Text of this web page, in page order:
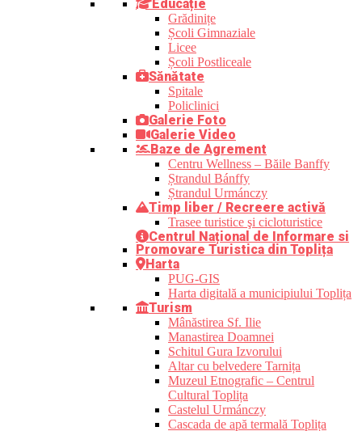
Educație
Grădinițe
Școli Gimnaziale
Licee
Școli Postliceale
Sănătate
Spitale
Policlinici
Galerie Foto
Galerie Video
Baze de Agrement
Centru Wellness – Băile Banffy
Ștrandul Bánffy
Ștrandul Urmánczy
Timp liber / Recreere activă
Trasee turistice şi cicloturistice
Centrul Național de Informare si
Promovare Turistica din Toplița
Harta
PUG-GIS
Harta digitală a municipiului Toplița
Turism
Mânăstirea Sf. Ilie
Manastirea Doamnei
Schitul Gura Izvorului
Altar cu belvedere Tarnița
Muzeul Etnografic – Centrul
Cultural Toplița
Castelul Urmánczy
Cascada de apă termală Toplița